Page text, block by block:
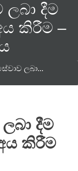
දීම
කිරීම –
ලබා...
දීම
කිරීම